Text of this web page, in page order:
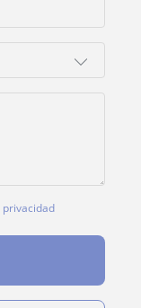
privacidad